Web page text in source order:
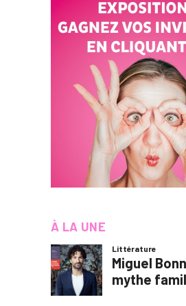
À LA UNE